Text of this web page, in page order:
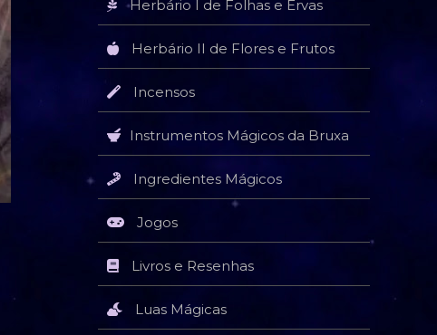
Herbário I de Folhas e Ervas
Herbário II de Flores e Frutos
Incensos
Instrumentos Mágicos da Bruxa
Ingredientes Mágicos
Jogos
Livros e Resenhas
Luas Mágicas